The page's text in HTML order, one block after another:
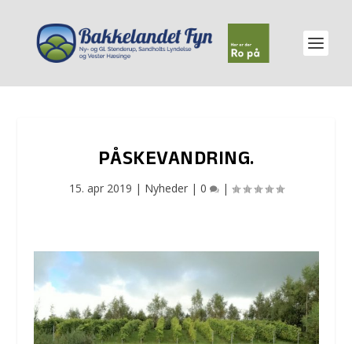
PÅSKEVANDRING.
15. apr 2019 | Nyheder| 0 |